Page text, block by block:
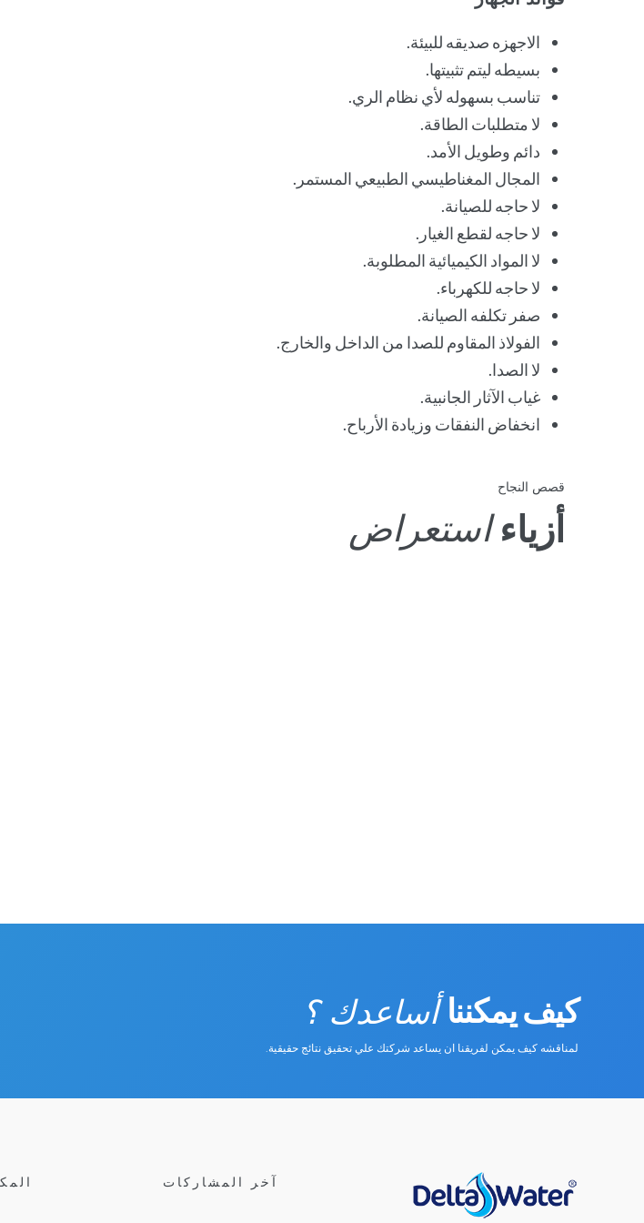
الاجهزه صديقه للبيئة.
بسيطه ليتم تثبيتها.
تناسب بسهوله لأي نظام الري.
لا متطلبات الطاقة.
دائم وطويل الأمد.
المجال المغناطيسي الطبيعي المستمر.
لا حاجه للصيانة.
لا حاجه لقطع الغيار.
لا المواد الكيميائية المطلوبة.
لا حاجه للكهرباء.
صفر تكلفه الصيانة.
الفولاذ المقاوم للصدا من الداخل والخارج.
لا الصدا.
غياب الآثار الجانبية.
انخفاض النفقات وزيادة الأرباح.
قصص النجاح
أزياء استعراض
استراتيجيه
الشروع
كيف يمكننا أساعدك ؟
لمناقشه كيف يمكن لفريقنا ان يساعد شركتك علي تحقيق نتائج حقيقية.
آخر المشاركات